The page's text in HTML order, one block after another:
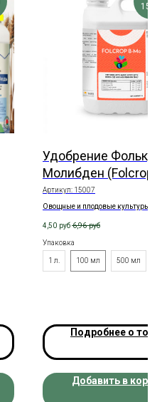
Удобрение
Молибден (Folcrop
жидкое
Артикул: 15007
Овощные и плодовые культуры.
4,50 руб 6,96 руб
Упаковка
1 л. 100 мл 500 мл
Подробнее о
Добавить в